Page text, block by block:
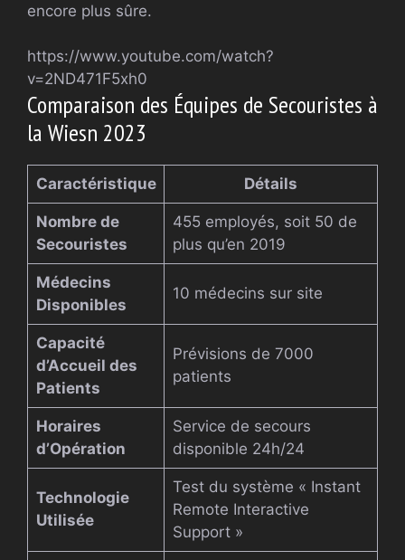
encore plus sûre.
https://www.youtube.com/watch?
v=2ND471F5xh0
Comparaison des Équipes de Secouristes à
la Wiesn 2023
Caractéristique Détails
Nombre de
Secouristes
455 employés, soit 50 de
plus qu’en 2019
Médecins
Disponibles
10 médecins sur site
Capacité
d’Accueil des
Patients
Prévisions de 7000
patients
Horaires
d’Opération
Service de secours
disponible 24h/24
Technologie
Utilisée
Test du système « Instant
Remote Interactive
Support »